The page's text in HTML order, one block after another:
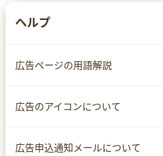
ヘルプ
広告ページの用語解説
広告のアイコンについて
広告申込通知メールについて